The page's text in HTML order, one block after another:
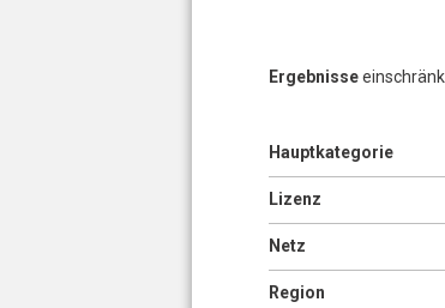
Ergebnisse
Anzeigen
Hauptkategorie
Anzeigen
Lizenz
Anzeigen
Netz
Anzeigen
Region
Seiten